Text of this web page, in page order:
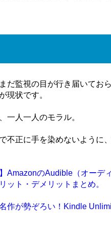
だ監視の目が行き届いてお
現状です。
一人一人のモラル。
不正に手を染めないように
】AmazonのAudible（オー
ット・デメリットまとめ。
作が勢ぞろい！Kindle